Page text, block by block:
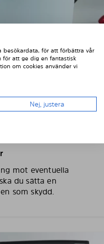
av bilens rutor, använd
Torka av
med en lätt
mot eventuella
du sätta en
som skydd.
besökardata, för att förbättra vår
för att ge dig en fantastisk
om cookies använder vi
Nej, justera